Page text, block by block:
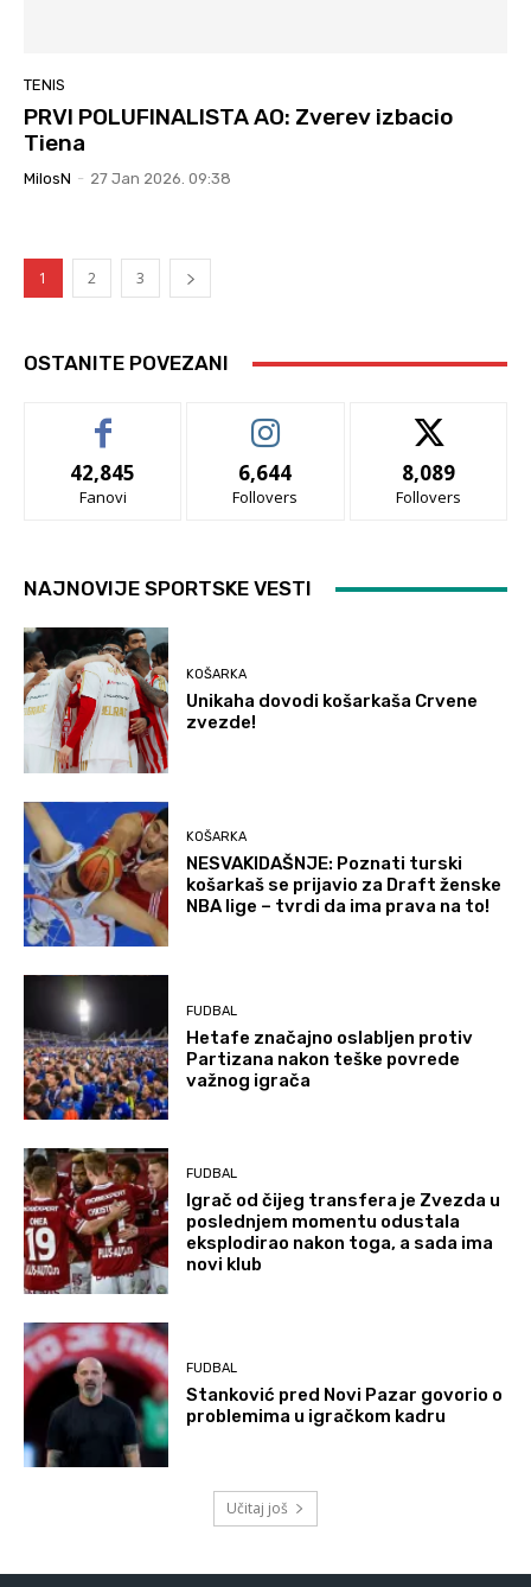
TENIS
PRVI POLUFINALISTA AO: Zverev izbacio
Tiena
MilosN - 27 Jan 2026. 09:38
1 2 3
OSTANITE POVEZANI
42,845
Fanovi
6,644
Follovers
8,089
Follovers
NAJNOVIJE SPORTSKE VESTI
KOŠARKA
Unikaha dovodi košarkaša Crvene
zvezde!
KOŠARKA
NESVAKIDAŠNJE: Poznati turski
košarkaš se prijavio za Draft ženske
NBA lige – tvrdi da ima prava na to!
FUDBAL
Hetafe značajno oslabljen protiv
Partizana nakon teške povrede
važnog igrača
FUDBAL
Igrač od čijeg transfera je Zvezda u
poslednjem momentu odustala
eksplodirao nakon toga, a sada ima
novi klub
FUDBAL
Stanković pred Novi Pazar govorio o
problemima u igračkom kadru
Učitaj još